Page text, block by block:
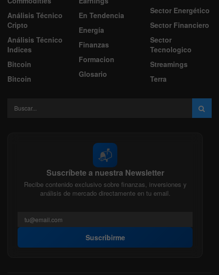
Análisis Técnico
Cripto
Análisis Técnico
Indices
Bitcoin
Bitcoin
En Tendencia
Energía
Finanzas
Formacion
Glosario
Sector Energético
Sector Financiero
Sector
Tecnologico
Streamings
Terra
📬
Suscríbete a nuestra Newsletter
Recibe contenido exclusivo sobre finanzas, inversiones y
análisis de mercado directamente en tu email.
Suscribirme